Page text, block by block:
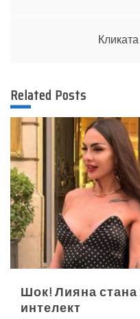
Related Posts
Шок! Лияна стана
интелект